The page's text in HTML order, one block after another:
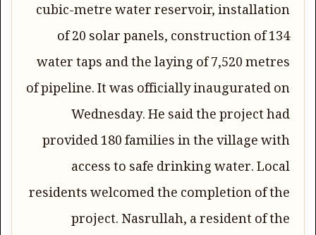
cubic-metre water reservoir, installation
of 20 solar panels, construction of 134
water taps and the laying of 7,520 metres
of pipeline. It was officially inaugurated on
Wednesday. He said the project had
provided 180 families in the village with
access to safe drinking water. Local
residents welcomed the completion of the
project. Nasrullah, a resident of the